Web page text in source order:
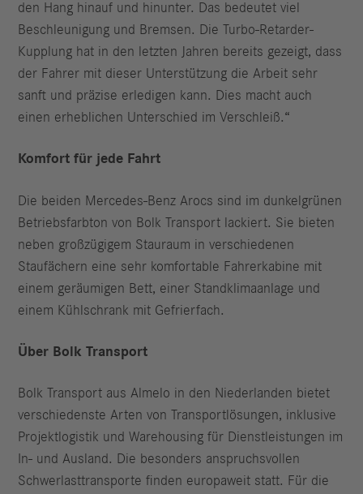
den Hang hinauf und hinunter. Das bedeutet viel
Beschleunigung und Bremsen. Die Turbo-Retarder-
Kupplung hat in den letzten Jahren bereits gezeigt, dass
der Fahrer mit dieser Unterstützung die Arbeit sehr
sanft und präzise erledigen kann. Dies macht auch
einen erheblichen Unterschied im Verschleiß.“
Komfort für jede Fahrt
Die beiden Mercedes-Benz Arocs sind im dunkelgrünen
Betriebsfarbton von Bolk Transport lackiert. Sie bieten
neben großzügigem Stauraum in verschiedenen
Staufächern eine sehr komfortable Fahrerkabine mit
einem geräumigen Bett, einer Standklimaanlage und
einem Kühlschrank mit Gefrierfach.
Über Bolk Transport
Bolk Transport aus Almelo in den Niederlanden bietet
verschiedenste Arten von Transportlösungen, inklusive
Projektlogistik und Warehousing für Dienstleistungen im
In- und Ausland. Die besonders anspruchsvollen
Schwerlasttransporte finden europaweit statt. Für die